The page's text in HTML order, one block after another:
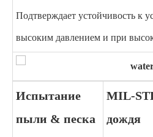
Подтверждает устойчивость к
высоким давлением и при
Испытание
пыли & песка
MIL-
дождя